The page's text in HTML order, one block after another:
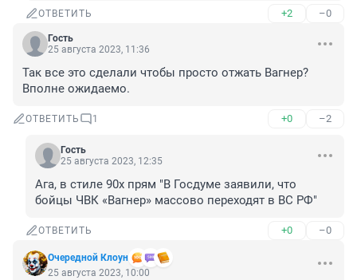
ОТВЕТИТЬ +2 –0
Гость
25 августа 2023, 11:36
Так все это сделали чтобы просто отжать Вагнер?
Вполне ожидаемо.
ОТВЕТИТЬ 1 +0 –2
Гость
25 августа 2023, 12:35
Ага, в стиле 90х прям "В Госдуме заявили, что
бойцы ЧВК «Вагнер» массово переходят в ВС РФ"
ОТВЕТИТЬ +0 –0
Очередной Клоун
25 августа 2023, 10:00